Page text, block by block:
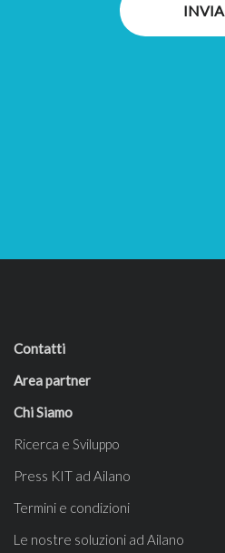
INVIA
Contatti
Area partner
Chi Siamo
Ricerca e Sviluppo
Press KIT ad Ailano
Termini e condizioni
Le nostre soluzioni ad Ailano